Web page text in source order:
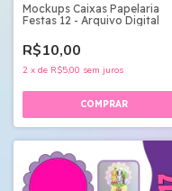
Mockups Caixas Papelaria
Festas 12 - Arquivo Digital
R$10,00
2 x de R$5,00 sem juros